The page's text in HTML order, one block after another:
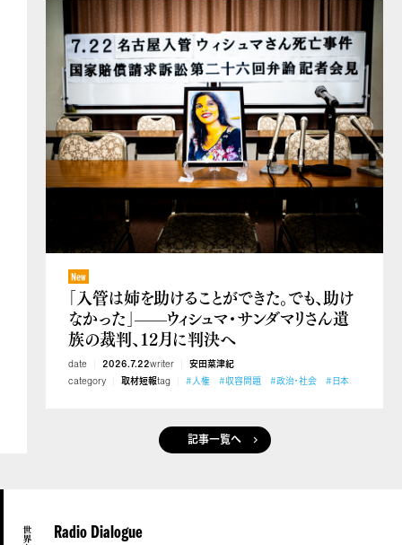
「入管は姉を助けることができた。でも、助け
なかった」——ウィシュマ・サンダマリさん遺
族の裁判、12月に判決へ
date 2026.7.22writer
安田菜津紀
category
取材短報tag #人権 #収容問題 #政治・社会 #日本
記事一覧へ
Radio Dialogue